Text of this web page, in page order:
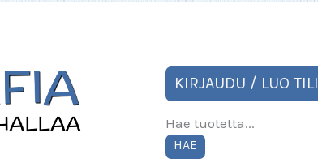
KIRJAUDU / LUO TILI
Hae tuotetta...
HAE